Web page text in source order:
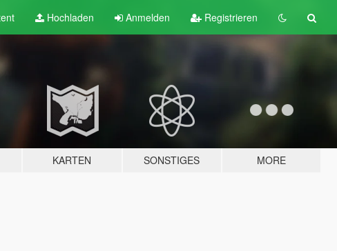
Hochladen Anmelden Registrieren
KARTEN SONSTIGES MORE